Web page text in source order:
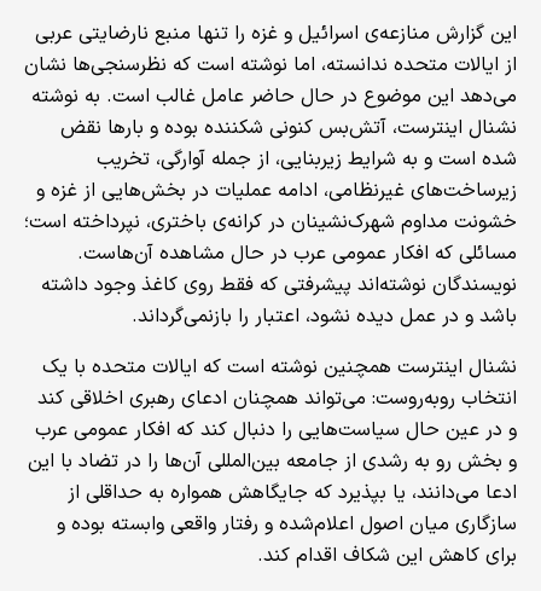
این گزارش منازعه‌ی اسرائیل و غزه را تنها منبع نارضایتی عربی
از ایالات متحده ندانسته، اما نوشته است که نظرسنجی‌ها نشان
می‌دهد این موضوع در حال حاضر عامل غالب است. به نوشته
نشنال اینترست، آتش‌بس کنونی شکننده بوده و بارها نقض
شده است و به شرایط زیربنایی، از جمله آوارگی، تخریب
زیرساخت‌های غیرنظامی، ادامه عملیات در بخش‌هایی از غزه و
خشونت مداوم شهرک‌نشینان در کرانه‌ی باختری، نپرداخته است؛
مسائلی که افکار عمومی عرب در حال مشاهده آن‌هاست.
نویسندگان نوشته‌اند پیشرفتی که فقط روی کاغذ وجود داشته
باشد و در عمل دیده نشود، اعتبار را بازنمی‌گرداند.
نشنال اینترست همچنین نوشته است که ایالات متحده با یک
انتخاب روبه‌روست: می‌تواند همچنان ادعای رهبری اخلاقی کند
و در عین حال سیاست‌هایی را دنبال کند که افکار عمومی عرب
و بخش رو به رشدی از جامعه بین‌المللی آن‌ها را در تضاد با این
ادعا می‌دانند، یا بپذیرد که جایگاهش همواره به حداقلی از
سازگاری میان اصول اعلام‌شده و رفتار واقعی وابسته بوده و
برای کاهش این شکاف اقدام کند.